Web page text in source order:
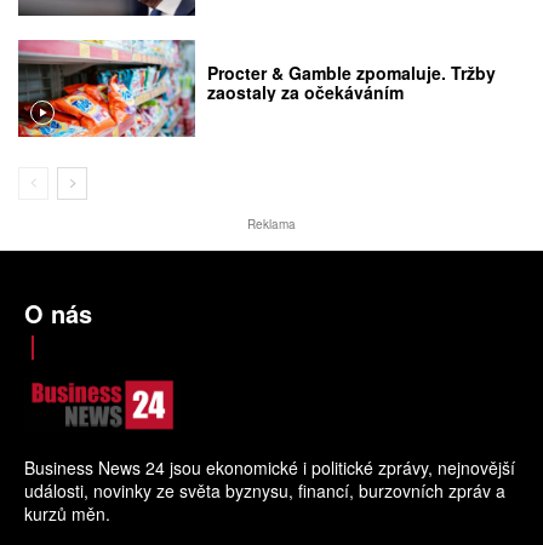
Procter & Gamble zpomaluje. Tržby
zaostaly za očekáváním
Reklama
O nás
Business News 24 jsou ekonomické i politické zprávy, nejnovější
události, novinky ze světa byznysu, financí, burzovních zpráv a
kurzů měn.